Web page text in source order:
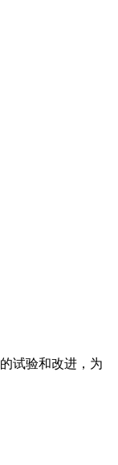
试验和改进，为